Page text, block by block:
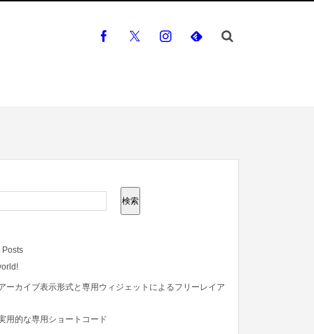
検索
Posts
ーカイブ表示形式と専用ウィジェットによるフリーレイア
用的な専用ショートコード